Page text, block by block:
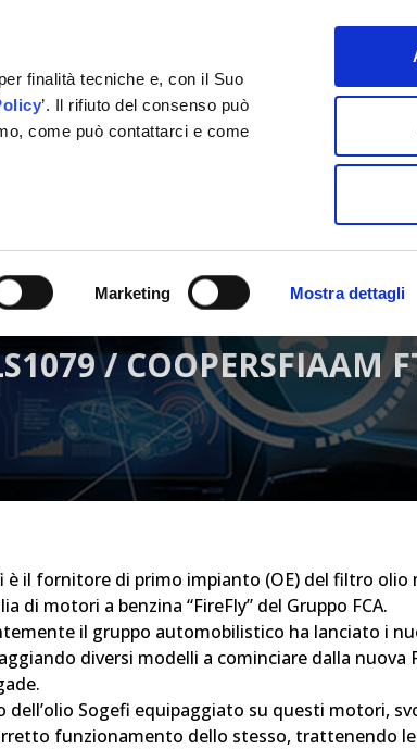
finalità tecniche e, con il Suo
’. Il rifiuto del consenso può
come può contattarci e come
Marketing Mostra dettagli
ACCEDI
/ COOPERSFIAAM
è il fornitore di primo impianto (OE) del filtro
di motori a benzina “FireFly” del Gruppo FCA.
il gruppo automobilistico ha lanciato i
diversi modelli a cominciare dalla nuova
dell’olio Sogefi equipaggiato su questi motori,
funzionamento dello stesso, trattenendo le